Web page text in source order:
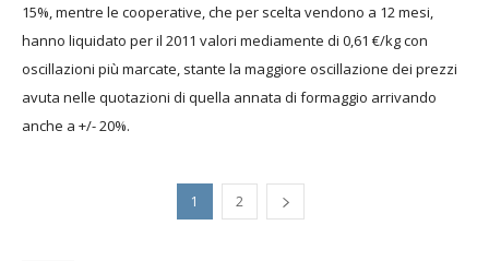
15%,mentre le cooperative, che per scelta vendono a 12 mesi,
hanno liquidato per il 2011 valori mediamente di 0,61 €/kg con
oscillazioni più marcate, stante la maggiore oscillazione dei prezzi
avuta nelle quotazioni di quella annata di formaggio arrivando
anche a +/- 20%.
1 2